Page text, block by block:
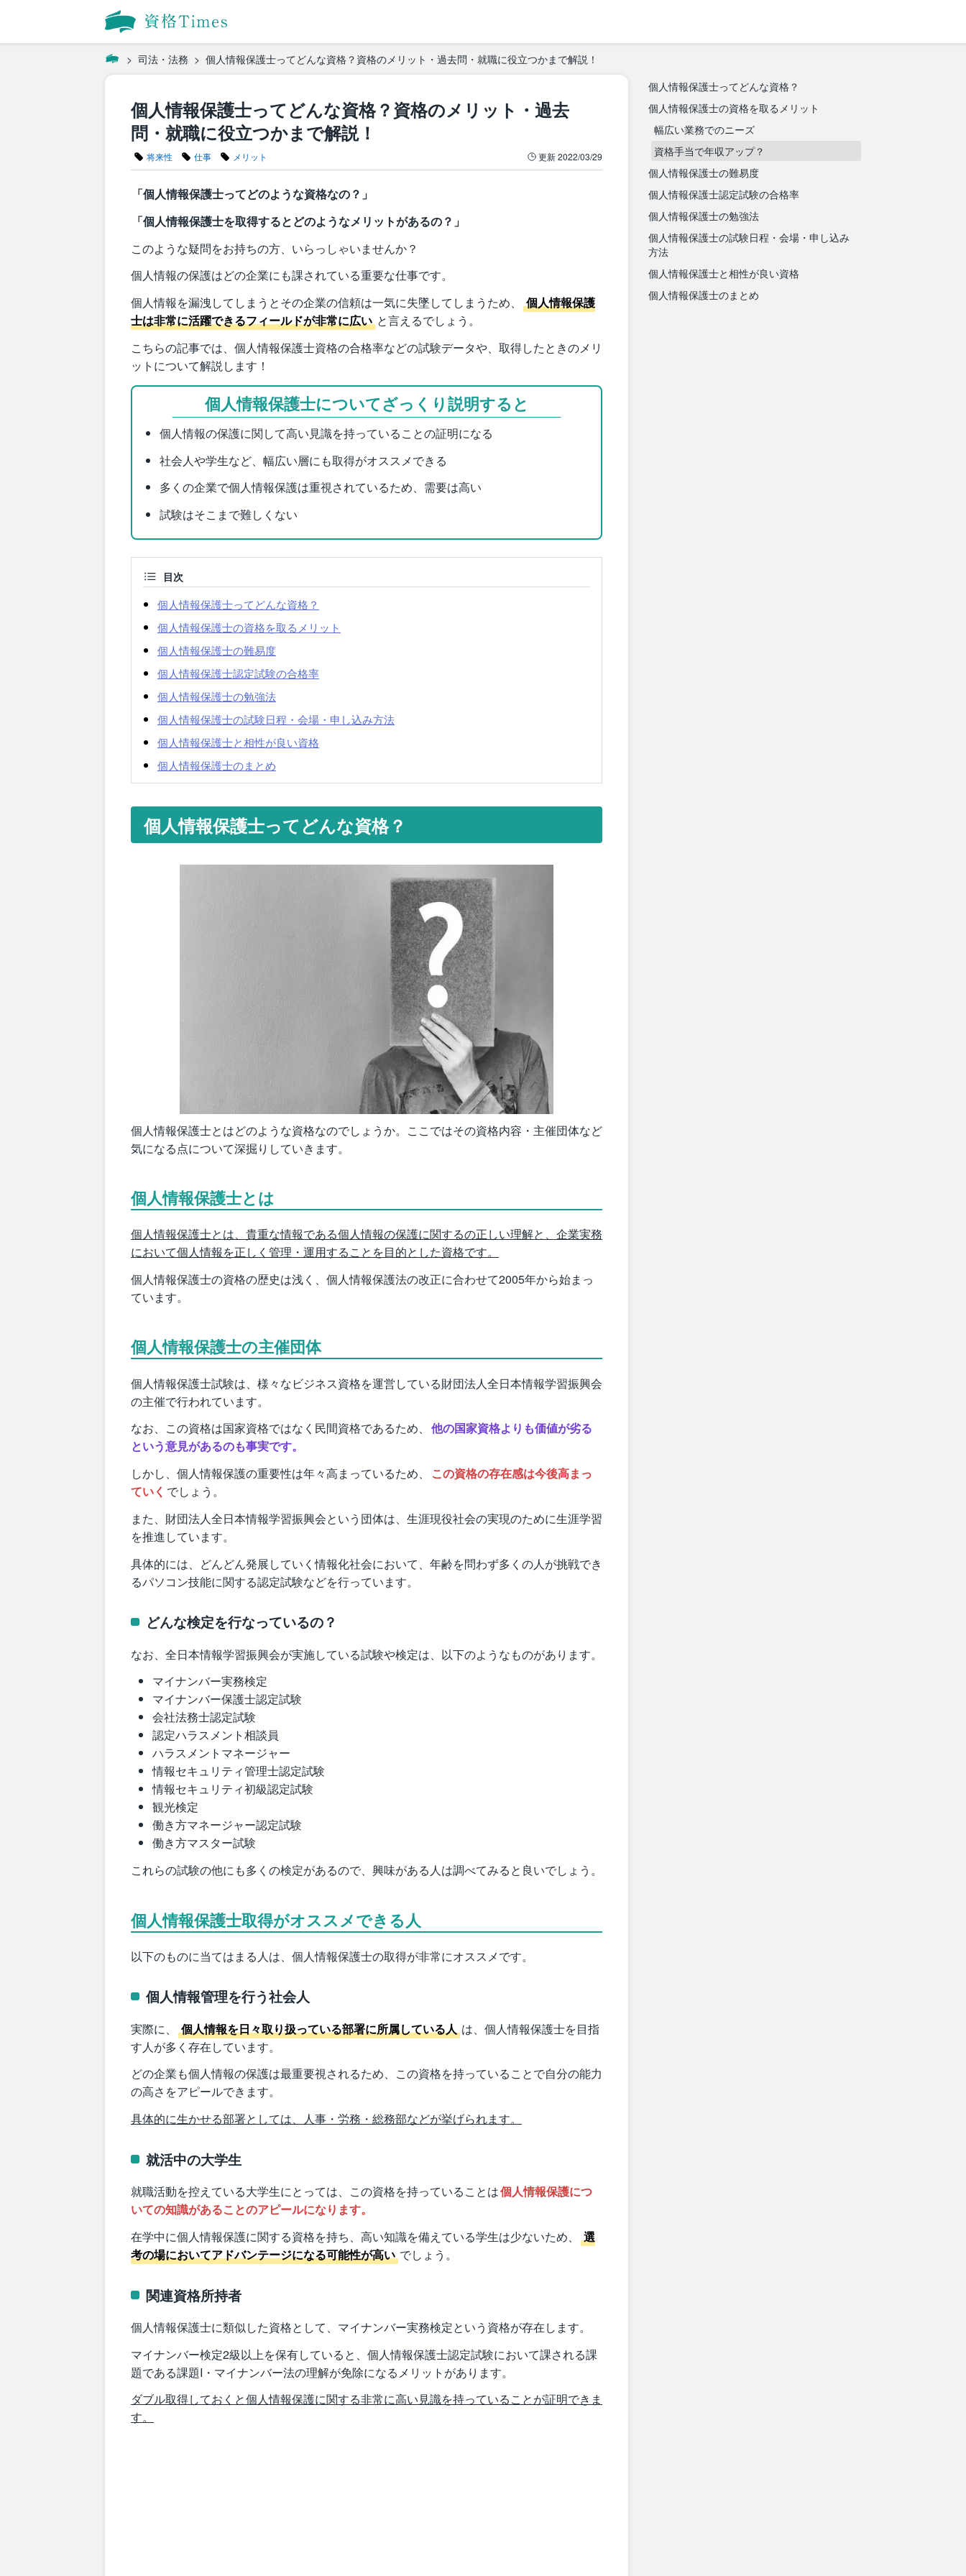
司法・法務 個人情報保護士ってどんな資格？資格のメリット・過去問・就職に役立つかまで解説！
個人情報保護士ってどんな資格？資格のメリット・過去
問・就職に役立つかまで解説！
将来性 仕事 メリット 更新2022/03/29
「個人情報保護士ってどのような資格なの？」
「個人情報保護士を取得するとどのようなメリットがあるの？」
このような疑問をお持ちの方、いらっしゃいませんか？
個人情報の保護はどの企業にも課されている重要な仕事です。
個人情報を漏洩してしまうとその企業の信頼は一気に失墜してしまうため、
個人情報保護
士は非常に活躍できるフィールドが非常に広い と言えるでしょう。
こちらの記事では、個人情報保護士資格の合格率などの試験データや、取得したときのメリ
ットについて解説します！
個人情報保護士についてざっくり説明すると
個人情報の保護に関して高い見識を持っていることの証明になる
社会人や学生など、幅広い層にも取得がオススメできる
多くの企業で個人情報保護は重視されているため、需要は高い
試験はそこまで難しくない
目次
個人情報保護士ってどんな資格？
個人情報保護士の資格を取るメリット
個人情報保護士の難易度
個人情報保護士認定試験の合格率
個人情報保護士の勉強法
個人情報保護士の試験日程・会場・申し込み方法
個人情報保護士と相性が良い資格
個人情報保護士のまとめ
個人情報保護士ってどんな資格？
個人情報保護士とはどのような資格なのでしょうか。ここではその資格内容・主催団体など
気になる点について深掘りしていきます。
個人情報保護士とは
個人情報保護士とは、貴重な情報である個人情報の保護に関するの正しい理解と、企業実務
において個人情報を正しく管理・運用することを目的とした資格です。
個人情報保護士の資格の歴史は浅く、個人情報保護法の改正に合わせて2005年から始まっ
ています。
個人情報保護士の主催団体
個人情報保護士試験は、様々なビジネス資格を運営している財団法人全日本情報学習振興会
の主催で行われています。
なお、この資格は国家資格ではなく民間資格であるため、 他の国家資格よりも価値が劣る
という意見があるのも事実です。
しかし、個人情報保護の重要性は年々高まっているため、
この資格の存在感は今後高まっ
ていく でしょう。
また、財団法人全日本情報学習振興会という団体は、生涯現役社会の実現のために生涯学習
を推進しています。
具体的には、どんどん発展していく情報化社会において、年齢を問わず多くの人が挑戦でき
るパソコン技能に関する認定試験などを行っています。
どんな検定を行なっているの？
なお、全日本情報学習振興会が実施している試験や検定は、以下のようなものがあります。
マイナンバー実務検定
マイナンバー保護士認定試験
会社法務士認定試験
認定ハラスメント相談員
ハラスメントマネージャー
情報セキュリティ管理士認定試験
情報セキュリティ初級認定試験
観光検定
働き方マネージャー認定試験
働き方マスター試験
これらの試験の他にも多くの検定があるので、興味がある人は調べてみると良いでしょう。
個人情報保護士取得がオススメできる人
以下のものに当てはまる人は、個人情報保護士の取得が非常にオススメです。
個人情報管理を行う社会人
実際に、 個人情報を日々取り扱っている部署に所属している人 は、個人情報保護士を目指
す人が多く存在しています。
どの企業も個人情報の保護は最重要視されるため、この資格を持っていることで自分の能力
の高さをアピールできます。
具体的に生かせる部署としては、人事・労務・総務部などが挙げられます。
就活中の大学生
就職活動を控えている大学生にとっては、この資格を持っていることは個人情報保護につ
いての知識があることのアピールになります。
在学中に個人情報保護に関する資格を持ち、高い知識を備えている学生は少ないため、
選
考の場においてアドバンテージになる可能性が高い でしょう。
関連資格所持者
個人情報保護士に類似した資格として、マイナンバー実務検定という資格が存在します。
マイナンバー検定2級以上を保有していると、個人情報保護士認定試験において課される課
題である課題I・マイナンバー法の理解が免除になるメリットがあります。
ダブル取得しておくと個人情報保護に関する非常に高い見識を持っていることが証明できま
す。
個人情報保護士ってどんな資格？
個人情報保護士の資格を取るメリット
幅広い業務でのニーズ
資格手当で年収アップ？
個人情報保護士の難易度
個人情報保護士認定試験の合格率
個人情報保護士の勉強法
個人情報保護士の試験日程・会場・申し込み
方法
個人情報保護士と相性が良い資格
個人情報保護士のまとめ